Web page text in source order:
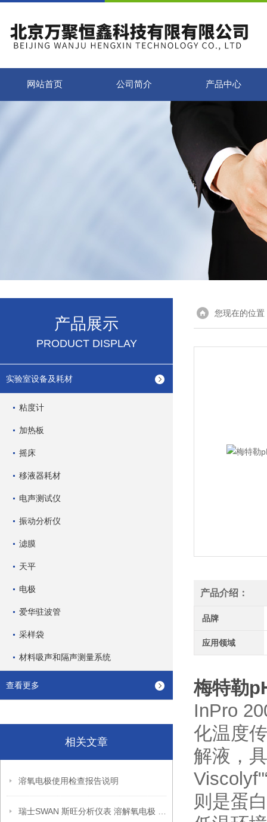
网站首页 公司简介 产品中心
产品展示
PRODUCT DISPLAY
实验室设备及耗材
粘度计
加热板
摇床
移液器耗材
电声测试仪
振动分析仪
滤膜
天平
电极
爱华驻波管
采样袋
材料吸声和隔声测量系统
查看更多
相关文章
溶氧电极使用检查报告说明
您现在的位置
产品介绍：
品牌
应用领域
梅特勒
InPro
化温度
解液，
则是蛋